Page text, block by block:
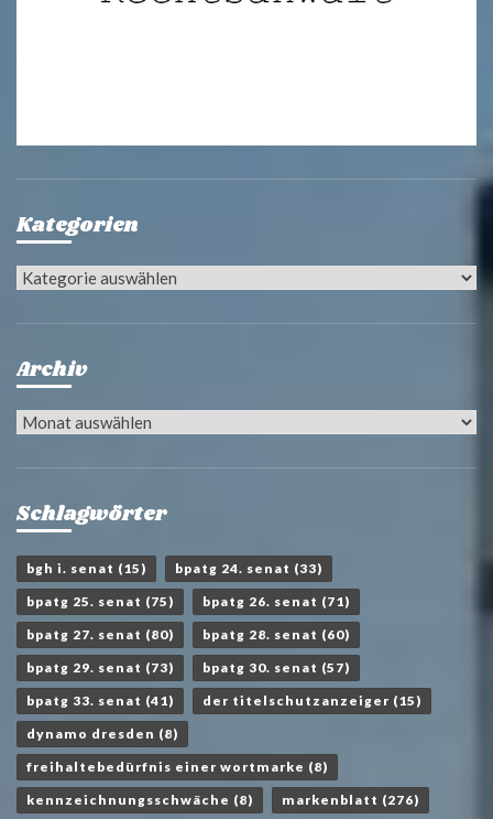
Kategorien
Kategorien
Archiv
Archiv
Schlagwörter
bgh i. senat (15) bpatg 24. senat (33)
bpatg 25. senat (75) bpatg 26. senat (71)
bpatg 27. senat (80) bpatg 28. senat (60)
bpatg 29. senat (73) bpatg 30. senat (57)
bpatg 33. senat (41) der titelschutzanzeiger (15)
dynamo dresden (8)
freihaltebedürfnis einer wortmarke (8)
kennzeichnungsschwäche (8) markenblatt (276)